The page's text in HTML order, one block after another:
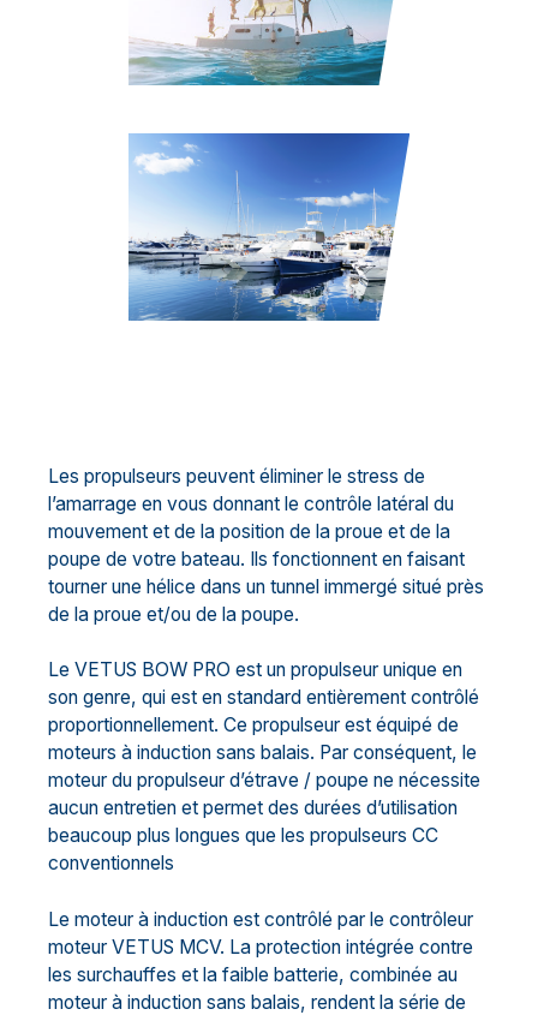
Les propulseurs peuvent éliminer le stress de
l’amarrage en vous donnant le contrôle latéral du
mouvement et de la position de la proue et de la
poupe de votre bateau. Ils fonctionnent en faisant
tourner une hélice dans un tunnel immergé situé près
de la proue et/ou de la poupe.
Le VETUS BOW PRO est un propulseur unique en
son genre, qui est en standard entièrement contrôlé
proportionnellement. Ce propulseur est équipé de
moteurs à induction sans balais. Par conséquent, le
moteur du propulseur d’étrave / poupe ne nécessite
aucun entretien et permet des durées d’utilisation
beaucoup plus longues que les propulseurs CC
conventionnels
Le moteur à induction est contrôlé par le contrôleur
moteur VETUS MCV. La protection intégrée contre
les surchauffes et la faible batterie, combinée au
moteur à induction sans balais, rendent la série de